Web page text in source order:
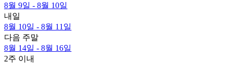
8월 9일 - 8월 10일
내일
8월 10일 - 8월 11일
다음 주말
8월 14일 - 8월 16일
2주 이내